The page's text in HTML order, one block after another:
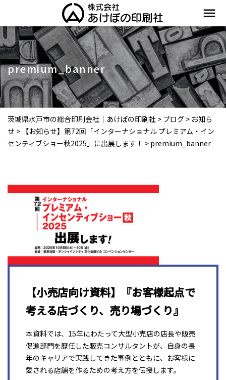
menu
premium_banner
茨城県水戸市の総合印刷会社｜あけぼの印刷社 > ブログ > お知ら
せ > 【お知らせ】第72回「インターナショナル プレミアム・イン
センティブショー秋2025」に出展します！ > premium_banner
【小売店向け資料】『お客様起点で
考える店づくり、売り場づくり』
本資料では、15年にわたって大型小売店の店長や販売
促進部門を歴任した販売コンサルタントが、自身の長
年のキャリアで実践してきた事例とともに、お客様に
愛される店舗を作るための考え方を伝授します。